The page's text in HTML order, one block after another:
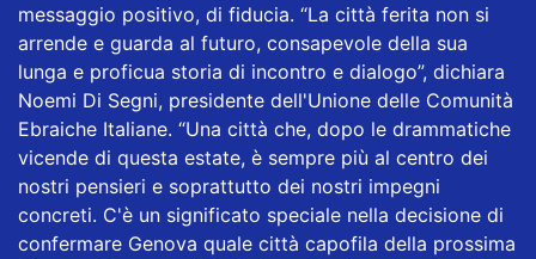
messaggio positivo, di fiducia. “La città ferita non si
arrende e guarda al futuro, consapevole della sua
lunga e proficua storia di incontro e dialogo”, dichiara
Noemi Di Segni, presidente dell'Unione delle Comunità
Ebraiche Italiane. “Una città che, dopo le drammatiche
vicende di questa estate, è sempre più al centro dei
nostri pensieri e soprattutto dei nostri impegni
concreti. C'è un significato speciale nella decisione di
confermare Genova quale città capofila della prossima